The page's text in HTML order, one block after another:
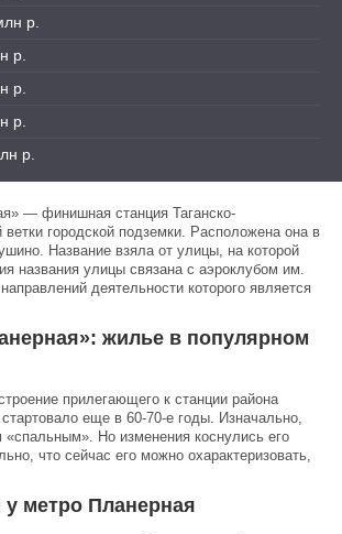
р.
р.
р.
р.
р.
— финишная станция Таганско-
ветки городской подземки. Расположена она в
Название взяла от улицы, на которой
названия улицы связана с аэроклубом им.
деятельности которого является
жилье в популярном
прилегающего к станции района
еще в 60-70-е годы. Изначально,
Но изменения коснулись его
что сейчас его можно охарактеризовать,
у метро Планерная